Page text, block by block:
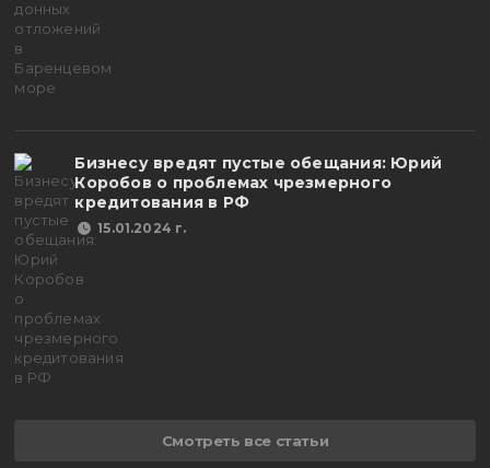
Бизнесу вредят пустые обещания: Юрий
Коробов о проблемах чрезмерного
кредитования в РФ
15.01.2024 г.
Смотреть все статьи